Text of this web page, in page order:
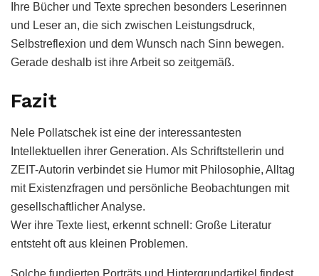
Ihre Bücher und Texte sprechen besonders Leserinnen
und Leser an, die sich zwischen Leistungsdruck,
Selbstreflexion und dem Wunsch nach Sinn bewegen.
Gerade deshalb ist ihre Arbeit so zeitgemäß.
Fazit
Nele Pollatschek ist eine der interessantesten
Intellektuellen ihrer Generation. Als Schriftstellerin und
ZEIT-Autorin verbindet sie Humor mit Philosophie, Alltag
mit Existenzfragen und persönliche Beobachtungen mit
gesellschaftlicher Analyse.
Wer ihre Texte liest, erkennt schnell: Große Literatur
entsteht oft aus kleinen Problemen.
Solche fundierten Porträts und Hintergrundartikel findest